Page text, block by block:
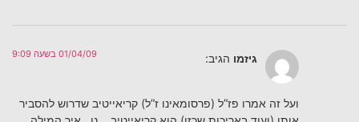
גיזמו הגיב: 01/04/09 בשעה 9:09
ועל זה אמרו פז”ל (פרסומאינו ז”ל) קריאייטיב שדרוש להסביר